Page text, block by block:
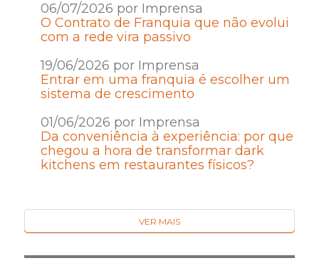
06/07/2026 por Imprensa
O Contrato de Franquia que não evolui
com a rede vira passivo
19/06/2026 por Imprensa
Entrar em uma franquia é escolher um
sistema de crescimento
01/06/2026 por Imprensa
Da conveniência à experiência: por que
chegou a hora de transformar dark
kitchens em restaurantes físicos?
VER MAIS